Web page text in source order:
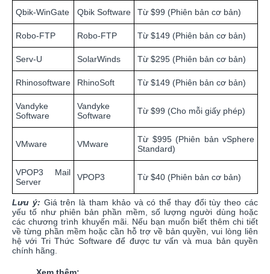
Qbik-WinGate Qbik Software Từ $99 (Phiên bản cơ bản)
Robo-FTP Robo-FTP Từ $149 (Phiên bản cơ bản)
Serv-U SolarWinds Từ $295 (Phiên bản cơ bản)
Rhinosoftware RhinoSoft Từ $149 (Phiên bản cơ bản)
Vandyke
Software
Vandyke
Software
Từ $99 (Cho mỗi giấy phép)
VMware VMware
Từ $995 (Phiên bản vSphere
Standard)
VPOP3 Mail
Server
VPOP3 Từ $40 (Phiên bản cơ bản)
Lưu ý: Giá trên là tham khảo và có thể thay đổi tùy theo các
yếu tố như phiên bản phần mềm, số lượng người dùng hoặc
các chương trình khuyến mãi. Nếu bạn muốn biết thêm chi tiết
về từng phần mềm hoặc cần hỗ trợ về bản quyền, vui lòng liên
hệ với Tri Thức Software để được tư vấn và mua bản quyền
chính hãng.